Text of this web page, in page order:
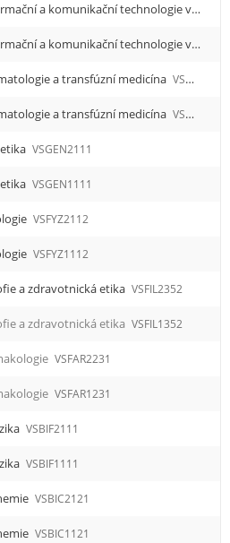
VSIKT13513 Informační a komunikační technologie ve zdravotnictví 3
VSIKT12311 Informační a komunikační technologie ve zdravotnictví 1
a transfúzní medicína VSHEM2351
a transfúzní medicína VSHEM1351
VSGEN2111
VSGEN1111
VSFYZ2112
VSFYZ1112
a zdravotnická etika VSFIL2352
a zdravotnická etika VSFIL1352
VSFAR2231
VSFAR1231
VSBIF2111
VSBIF1111
VSBIC2121
VSBIC1121